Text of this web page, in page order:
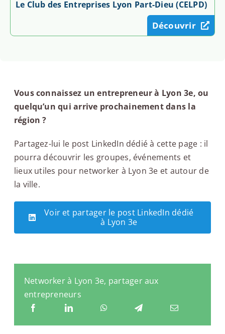
Le Club des Entreprises Lyon Part-Dieu (CELPD)
Découvrir
Vous connaissez un entrepreneur à Lyon 3e, ou
quelqu’un qui arrive prochainement dans la
région ?
Partagez-lui le post LinkedIn dédié à cette page : il
pourra découvrir les groupes, événements et
lieux utiles pour networker à Lyon 3e et autour de
la ville.
Voir et partager le post LinkedIn dédié
à Lyon 3e
Networker à Lyon 3e, partager aux
entrepreneurs